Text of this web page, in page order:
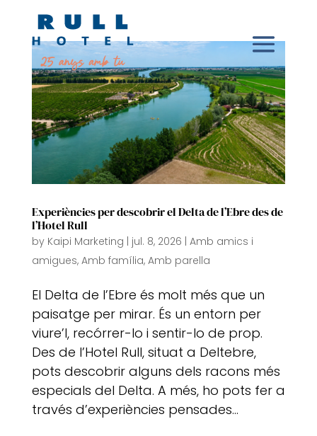
Experiències per descobrir el Delta de l’Ebre des de
l’Hotel Rull
by Kaipi Marketing | jul. 8, 2026 | Amb amics i
amigues, Amb família, Amb parella
El Delta de l’Ebre és molt més que un
paisatge per mirar. És un entorn per
viure’l, recórrer-lo i sentir-lo de prop.
Des de l’Hotel Rull, situat a Deltebre,
pots descobrir alguns dels racons més
especials del Delta. A més, ho pots fer a
través d’experiències pensades...